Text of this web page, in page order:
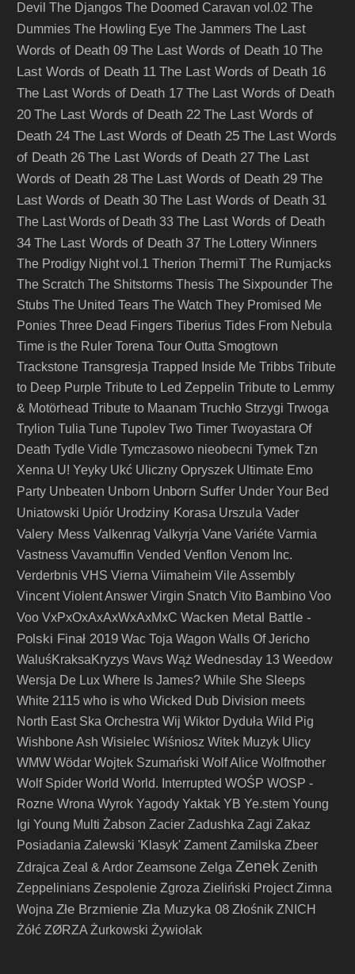
Devil The Djangos The Doomed Caravan vol.02 The
Dummies The Howling Eye The Jammers The Last
Words of Death 09 The Last Words of Death 10 The
Last Words of Death 11 The Last Words of Death 16
The Last Words of Death 17 The Last Words of Death
20 The Last Words of Death 22 The Last Words of
Death 24 The Last Words of Death 25 The Last Words
of Death 26 The Last Words of Death 27 The Last
Words of Death 28 The Last Words of Death 29 The
Last Words of Death 30 The Last Words of Death 31
The Last Words of Death 33 The Last Words of Death
34 The Last Words of Death 37 The Lottery Winners
The Prodigy Night vol.1 Therion ThermiT The Rumjacks
The Scratch The Shitstorms Thesis The Sixpounder The
Stubs The United Tears The Watch They Promised Me
Ponies Three Dead Fingers Tiberius Tides From Nebula
Time is the Ruler Torena Tour Outta Smogtown
Trackstone Transgresja Trapped Inside Me Tribbs Tribute
to Deep Purple Tribute to Led Zeppelin Tribute to Lemmy
& Motörhead Tribute to Maanam Truchło Strzygi Trwoga
Trylion Tulia Tune Tupolev Two Timer Twoyastara Of
Death Tydle Vidle Tymczasowo nieobecni Tymek Tzn
Xenna U! Yeyky Ukć Uliczny Opryszek Ultimate Emo
Party Unbeaten Unborn Unborn Suffer Under Your Bed
Uniatowski Upiór Urodziny Korasa Urszula Vader
Valery Mess Valkenrag Valkyrja Vane Variéte Varmia
Vastness Vavamuffin Vended Venflon Venom Inc.
Verderbnis VHS Vierna Viimaheim Vile Assembly
Vincent Violent Answer Virgin Snatch Vito Bambino Voo
Voo VxPxOxAxAxWxAxMxC Wacken Metal Battle -
Polski Finał 2019 Wac Toja Wagon Walls Of Jericho
WaluśKraksaKryzys Wavs Wąż Wednesday 13 Weedow
Wersja De Lux Where Is James? While She Sleeps
White 2115 who is who Wicked Dub Division meets
North East Ska Orchestra Wij Wiktor Dyduła Wild Pig
Wishbone Ash Wisielec Wiśniosz Witek Muzyk Ulicy
WMW Wödar Wojtek Szumański Wolf Alice Wolfmother
Wolf Spider World World. Interrupted WOŚP WOSP -
Rozne Wrona Wyrok Yagody Yaktak YB Ye.stem Young
Igi Young Multi Żabson Zacier Zadushka Zagi Zakaz
Posiadania Zalewski 'Klasyk' Zament Zamilska Zbeer
Zdrajca Zeal & Ardor Zeamsone Zelga Zenek Zenith
Zeppelinians Zespolenie Zgroza Zieliński Project Zimna
Wojna Złe Brzmienie Zła Muzyka 08 Złośnik ZNICH
Żółć ZØRZA Żurkowski Żywiołak